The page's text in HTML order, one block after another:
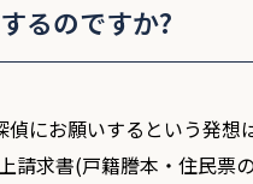
るのですか?
にお願いするという発想
請求書(戸籍謄本・住民票